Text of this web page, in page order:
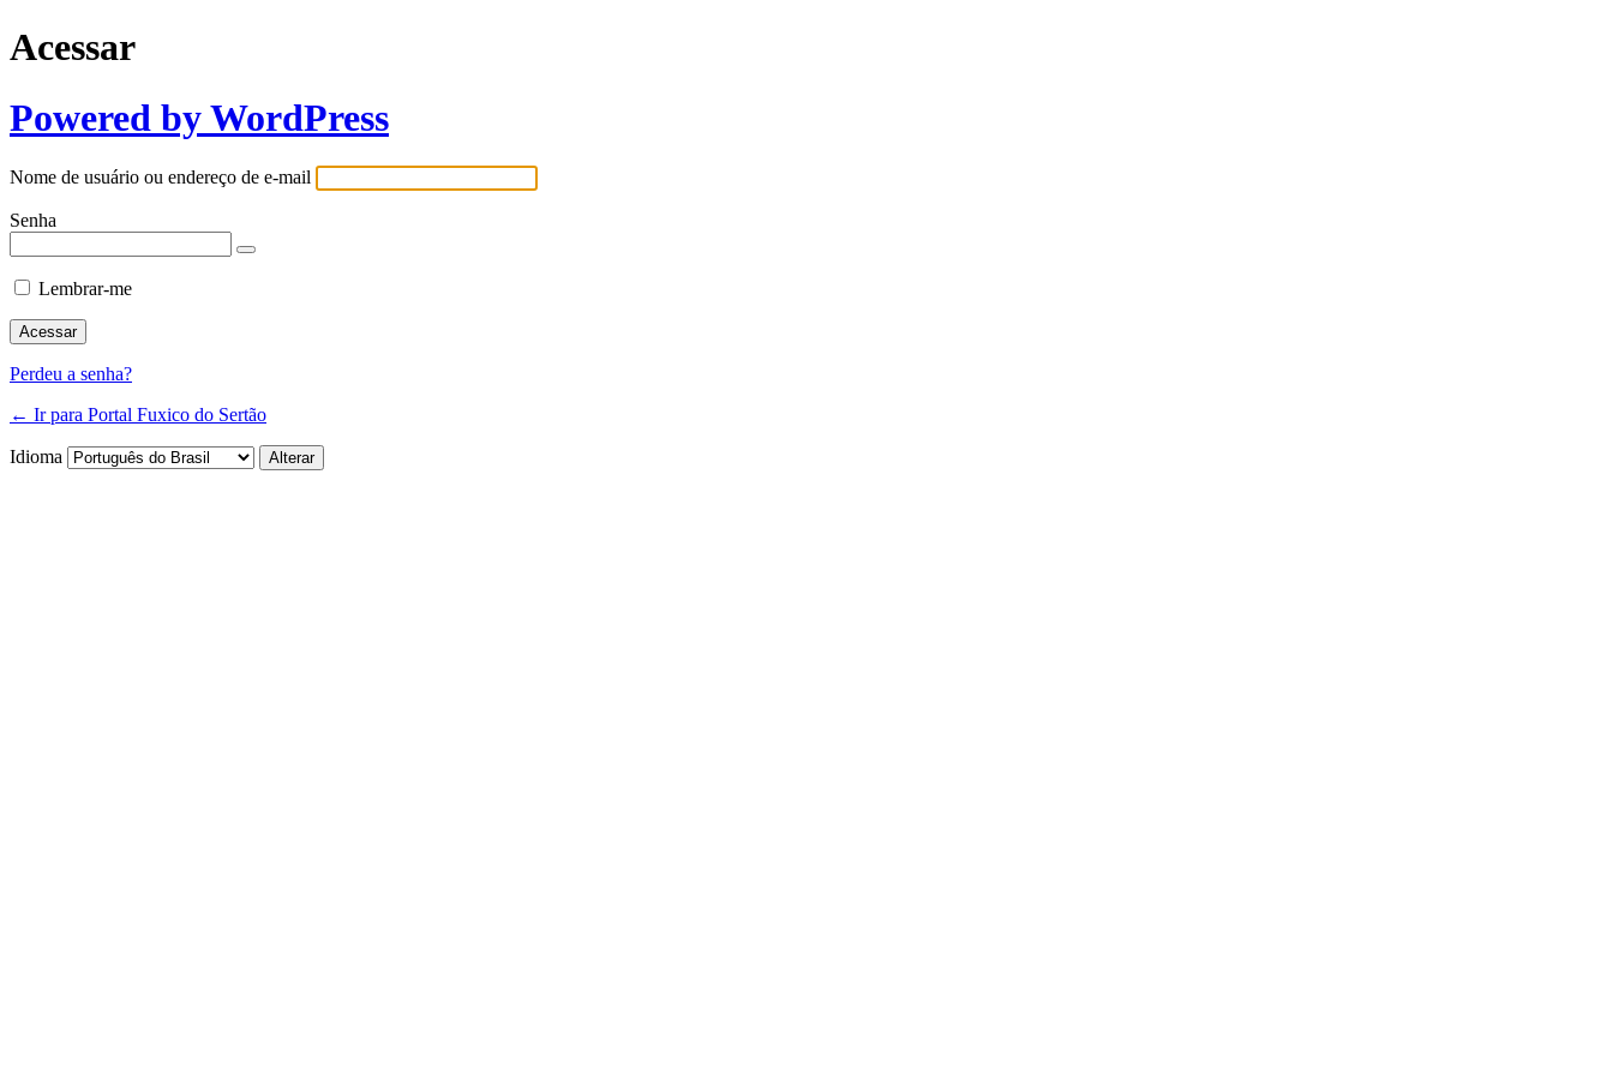
Acessar
Powered by WordPress
Nome de usuário ou endereço de e-mail
Senha
Lembrar-me
Perdeu a senha?
← Ir para Portal Fuxico do Sertão
Idioma